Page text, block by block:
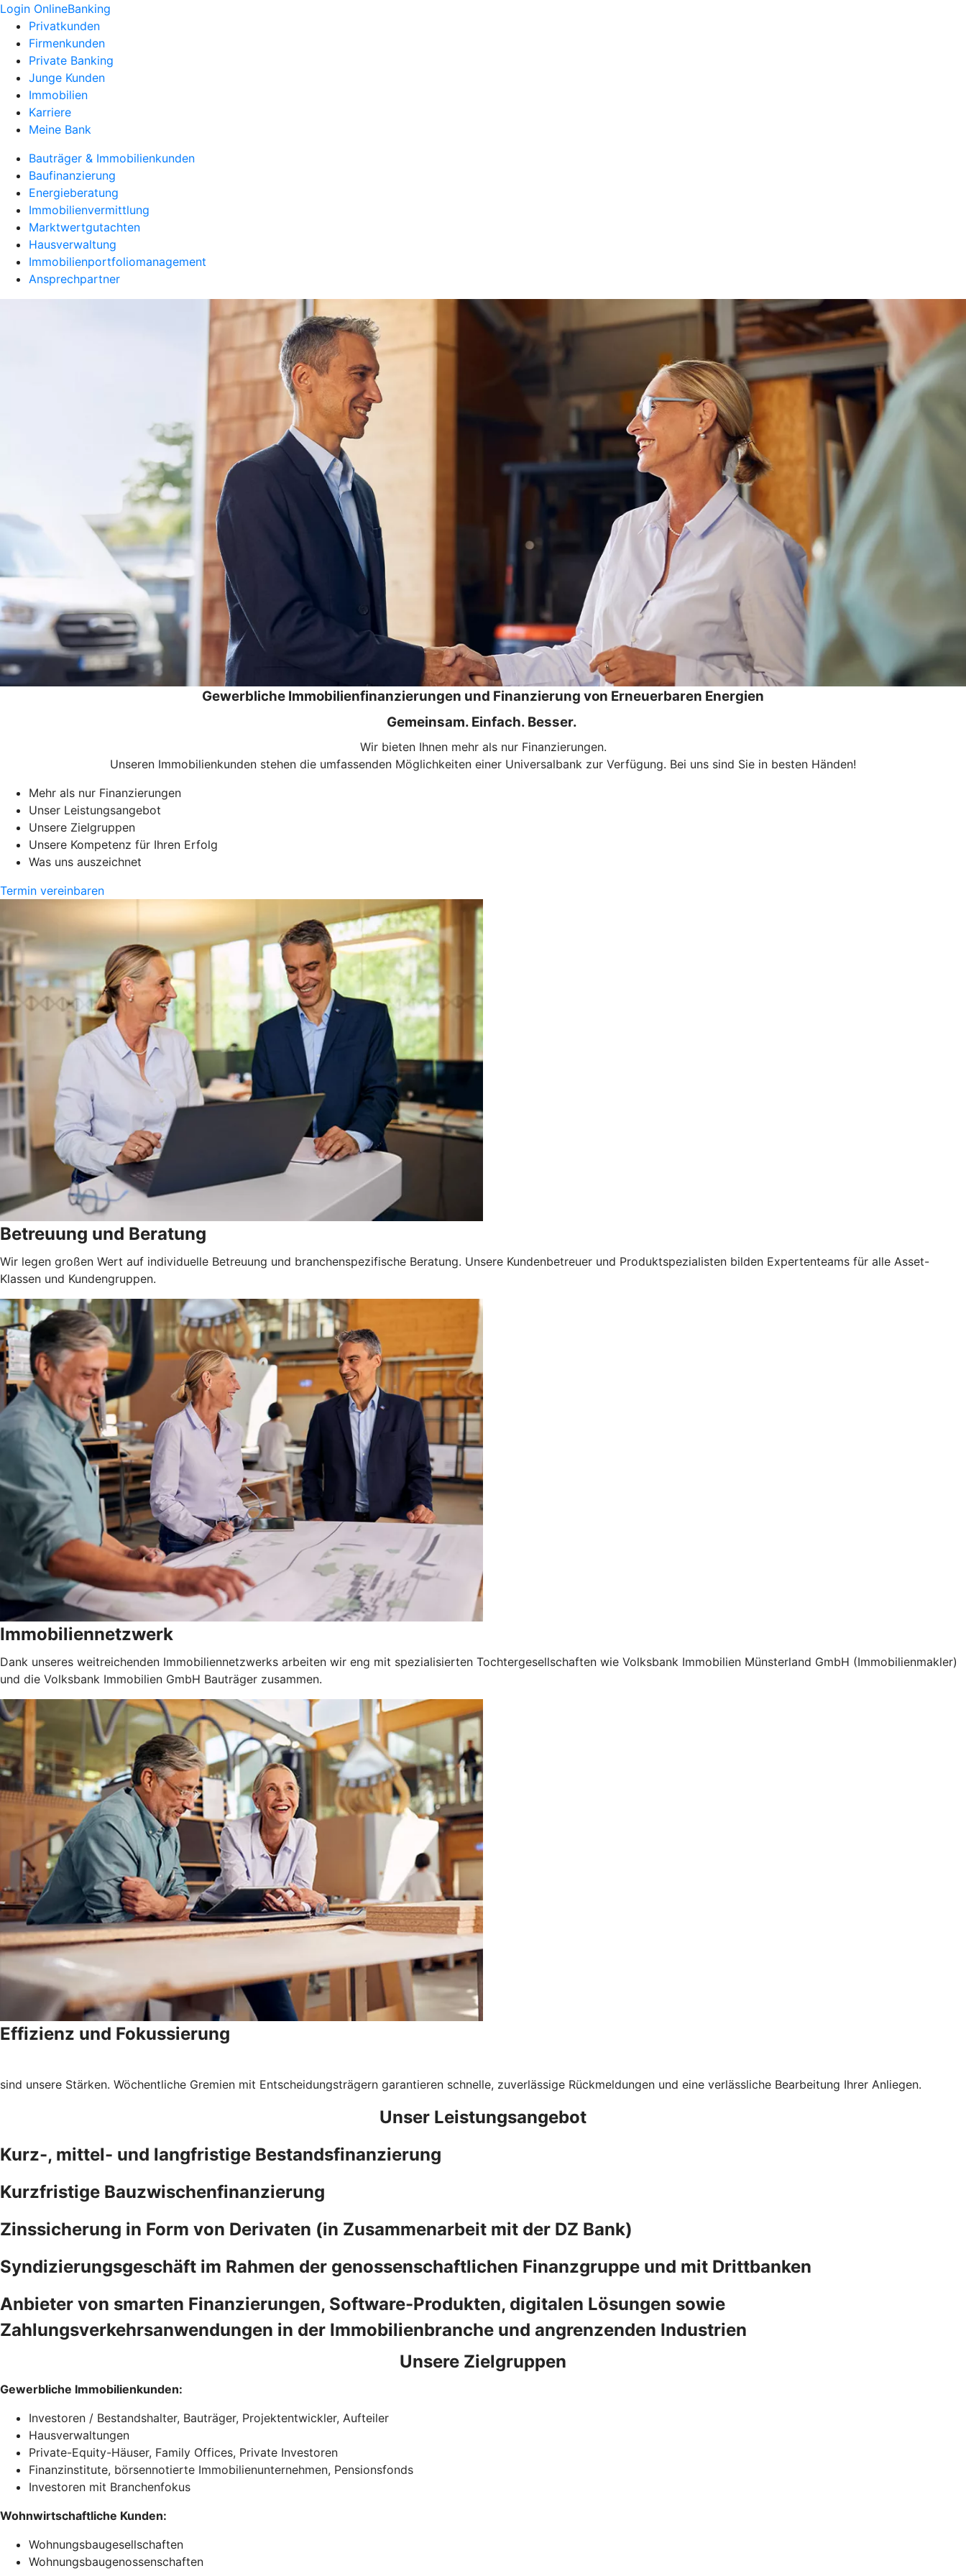
Login OnlineBanking
Privatkunden
Firmenkunden
Private Banking
Junge Kunden
Immobilien
Karriere
Meine Bank
Bauträger & Immobilienkunden
Baufinanzierung
Energieberatung
Immobilienvermittlung
Marktwertgutachten
Hausverwaltung
Immobilienportfoliomanagement
Ansprechpartner
Gewerbliche Immobilienfinanzierungen und Finanzierung von Erneuerbaren Energien
Gemeinsam. Einfach. Besser.
Wir bieten Ihnen mehr als nur Finanzierungen.
Unseren Immobilienkunden stehen die umfassenden Möglichkeiten einer Universalbank zur Verfügung. Bei uns sind Sie in besten Händen!
Mehr als nur Finanzierungen
Unser Leistungsangebot
Unsere Zielgruppen
Unsere Kompetenz für Ihren Erfolg
Was uns auszeichnet
Termin vereinbaren
Betreuung und Beratung
Wir legen großen Wert auf individuelle Betreuung und branchenspezifische Beratung. Unsere Kundenbetreuer und Produktspezialisten bilden Expertenteams für alle Asset-
Klassen und Kundengruppen.
Immobiliennetzwerk
Dank unseres weitreichenden Immobiliennetzwerks arbeiten wir eng mit spezialisierten Tochtergesellschaften wie Volksbank Immobilien Münsterland GmbH (Immobilienmakler)
und die Volksbank Immobilien GmbH Bauträger zusammen.
Effizienz und Fokussierung
sind unsere Stärken. Wöchentliche Gremien mit Entscheidungsträgern garantieren schnelle, zuverlässige Rückmeldungen und eine verlässliche Bearbeitung Ihrer Anliegen.
Unser Leistungsangebot
Kurz-, mittel- und langfristige Bestandsfinanzierung
Kurzfristige Bauzwischenfinanzierung
Zinssicherung in Form von Derivaten (in Zusammenarbeit mit der DZ Bank)
Syndizierungsgeschäft im Rahmen der genossenschaftlichen Finanzgruppe und mit Drittbanken
Anbieter von smarten Finanzierungen, Software-Produkten, digitalen Lösungen sowie
Zahlungsverkehrsanwendungen in der Immobilienbranche und angrenzenden Industrien
Unsere Zielgruppen
Gewerbliche Immobilienkunden:
Investoren / Bestandshalter, Bauträger, Projektentwickler, Aufteiler
Hausverwaltungen
Private-Equity-Häuser, Family Offices, Private Investoren
Finanzinstitute, börsennotierte Immobilienunternehmen, Pensionsfonds
Investoren mit Branchenfokus
Wohnwirtschaftliche Kunden:
Wohnungsbaugesellschaften
Wohnungsbaugenossenschaften